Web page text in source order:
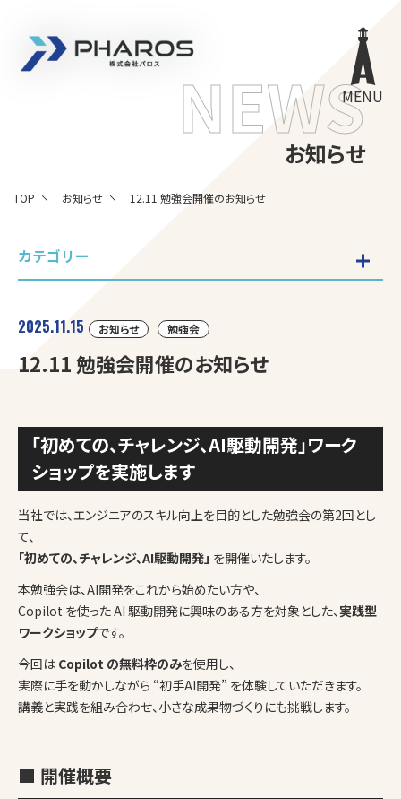
株式会社 Pharos
MENU
お知らせ
NEWS
TOP お知らせ 12.11 勉強会開催のお知らせ
2025.11.15 お知らせ 勉強会
12.11 勉強会開催のお知らせ
「初めての、チャレンジ、AI駆動開発」ワーク
ショップを実施します
当社では、エンジニアのスキル向上を目的とした勉強会の第2回とし
て、
「初めての、チャレンジ、AI駆動開発」 を開催いたします。
本勉強会は、AI開発をこれから始めたい方や、
Copilot を使った AI 駆動開発に興味のある方を対象とした、実践型
ワークショップです。
今回は Copilot の無料枠のみを使用し、
実際に手を動かしながら “初手AI開発” を体験していただきます。
講義と実践を組み合わせ、小さな成果物づくりにも挑戦します。
■ 開催概要
カテゴリー